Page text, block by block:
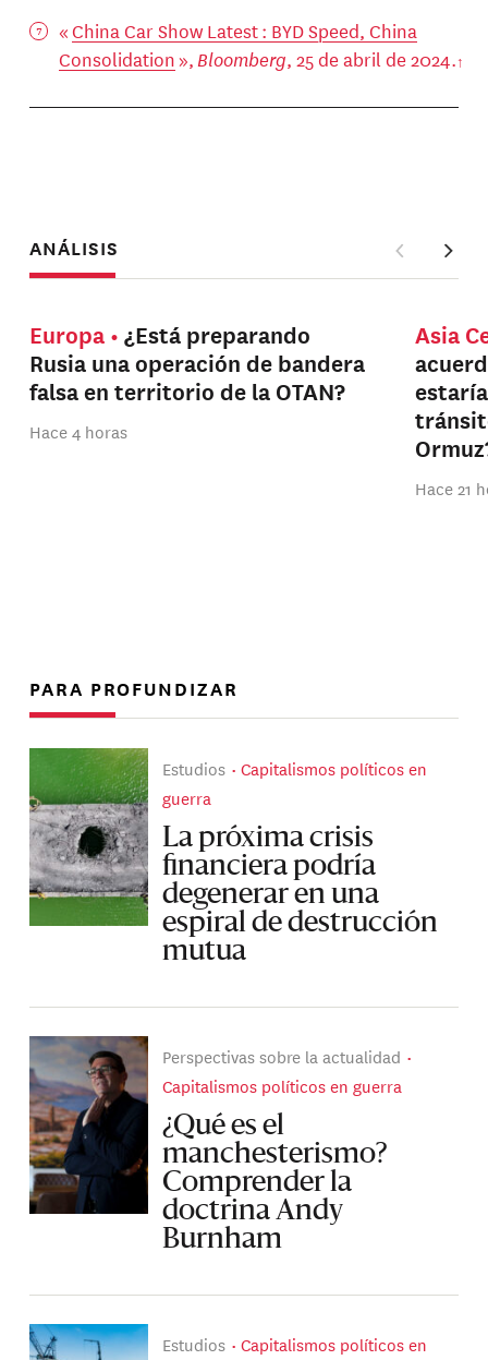
«China Car Show Latest : BYD Speed, China
Consolidation»,Bloomberg, 25 de abril de 2024.
ANÁLISIS
Europa
¿Está preparando
Rusia una operación de bandera
falsa en territorio de la OTAN?
Hace 4 horas
Asia
Hace 21
PARA PROFUNDIZAR
Estudios
Capitalismos políticos en
guerra
La próxima crisis
financiera podría
degenerar en una
espiral de destrucción
mutua
Perspectivas sobre la actualidad
Capitalismos políticos en guerra
¿Qué es el
manchesterismo?
Comprender la
doctrina Andy
Burnham
Estudios
Capitalismos políticos en